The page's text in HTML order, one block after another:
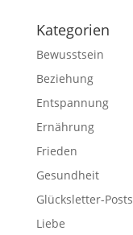
Kategorien
Bewusstsein
Beziehung
Entspannung
Ernährung
Frieden
Gesundheit
Glücksletter-Posts
Liebe